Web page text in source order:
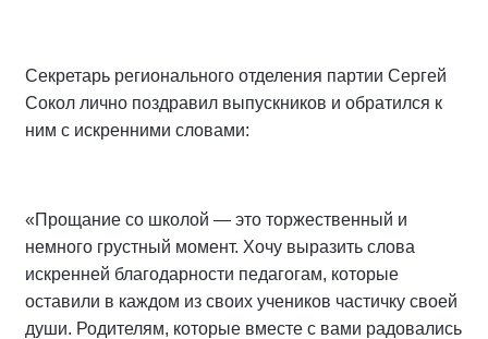
Секретарь регионального отделения партии Сергей
Сокол лично поздравил выпускников и обратился к
ним с искренними словами:
«Прощание со школой — это торжественный и
немного грустный момент. Хочу выразить слова
искренней благодарности педагогам, которые
оставили в каждом из своих учеников частичку своей
души. Родителям, которые вместе с вами радовались